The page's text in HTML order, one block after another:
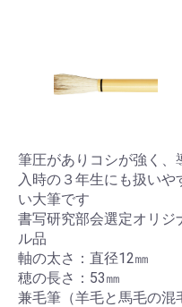
筆圧がありコシが強く、
入時の３年生にも扱いや
い大筆です
書写研究部会選定オリジ
ル品
軸の太さ：直径12㎜
穂の長さ：53㎜
兼毛筆（羊毛と馬毛の混